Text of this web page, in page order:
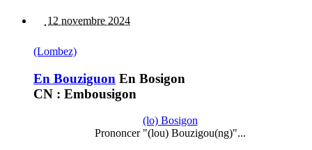
12 novembre 2024
(Lombez)
En Bouziguon En Bosigon
CN : Embousigon
(lo) Bosigon
Prononcer "(lou) Bouzigou(ng)"...